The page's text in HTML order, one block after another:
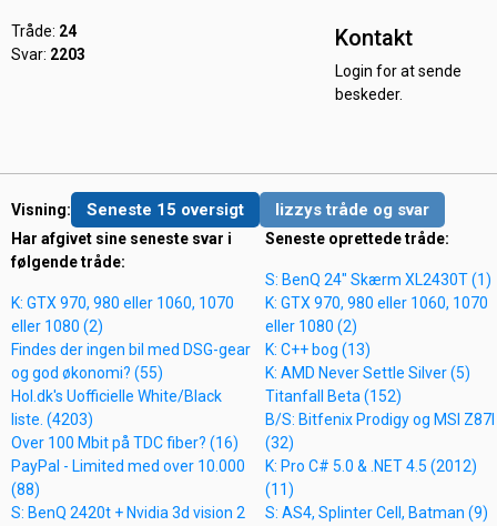
Tråde: 24
Svar: 2203
Kontakt
Login for at sende
beskeder.
Visning: Seneste 15 oversigt lizzys tråde og svar
Har afgivet sine seneste svar i
følgende tråde:
K: GTX 970, 980 eller 1060, 1070
eller 1080 (2)
Findes der ingen bil med DSG-gear
og god økonomi? (55)
Hol.dk's Uofficielle White/Black
liste. (4203)
Over 100 Mbit på TDC fiber? (16)
PayPal - Limited med over 10.000
(88)
S: BenQ 2420t + Nvidia 3d vision 2
Seneste oprettede tråde:
S: BenQ 24" Skærm XL2430T (1)
K: GTX 970, 980 eller 1060, 1070
eller 1080 (2)
K: C++ bog (13)
K: AMD Never Settle Silver (5)
Titanfall Beta (152)
B/S: Bitfenix Prodigy og MSI Z87I
(32)
K: Pro C# 5.0 & .NET 4.5 (2012)
(11)
S: AS4, Splinter Cell, Batman (9)